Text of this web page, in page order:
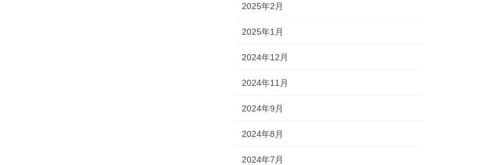
2025年2月
2025年1月
2024年12月
2024年11月
2024年9月
2024年8月
2024年7月